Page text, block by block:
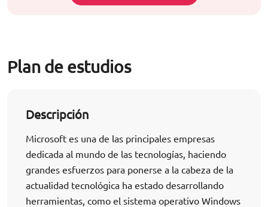
Plan de estudios
Descripción
Microsoft es una de las principales empresas
dedicada al mundo de las tecnologías, haciendo
grandes esfuerzos para ponerse a la cabeza de la
actualidad tecnológica ha estado desarrollando
herramientas, como el sistema operativo Windows